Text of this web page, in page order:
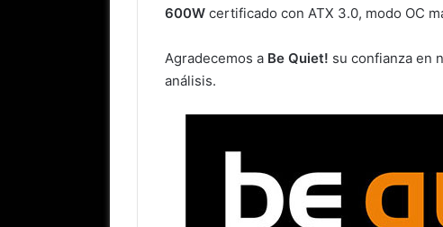
600W certificado con ATX 3.0, modo OC
Agradecemos a Be Quiet! su confianza en
análisis.